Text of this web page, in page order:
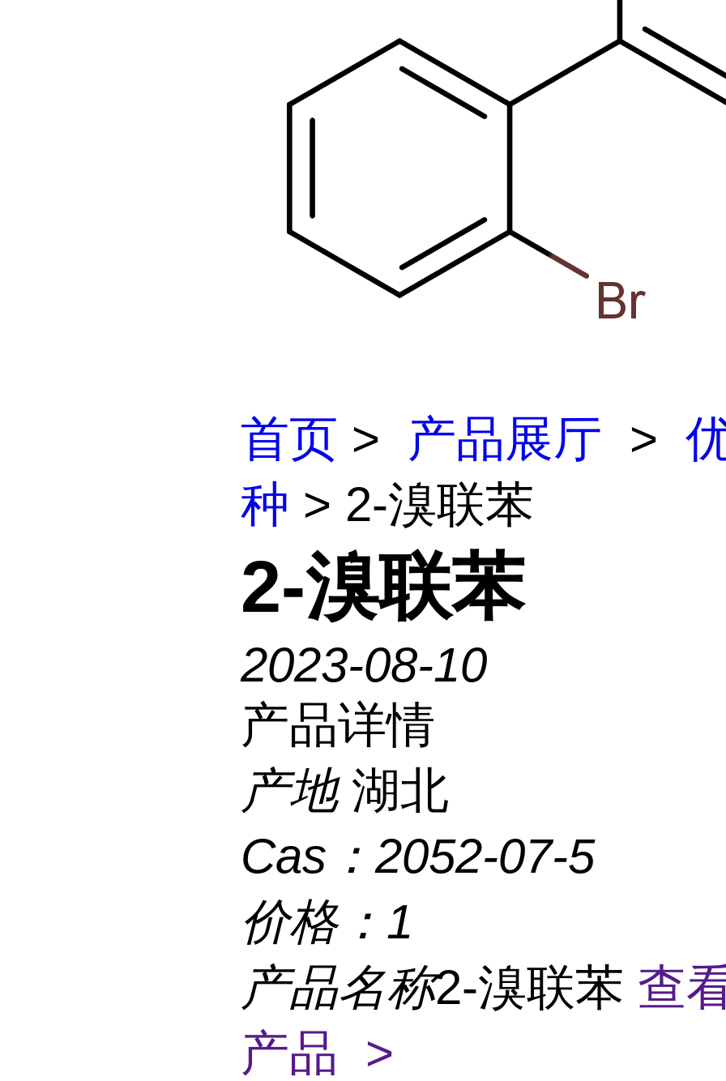
首页 > 产品展厅 >
种 > 2-溴联苯
2-溴联苯
2023-08-10
产品详情
产地 湖北
Cas： 2052-07-5
价格： 1
产品名称2-溴联苯 查
产品 >